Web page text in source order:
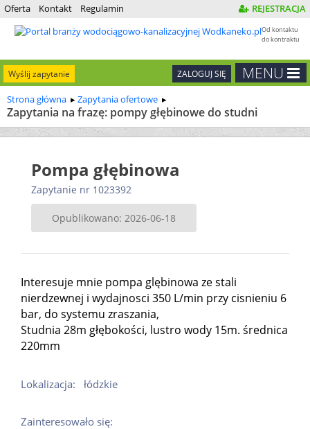
Oferta Kontakt Regulamin REJESTRACJA
Od kontaktu
do kontraktu
MENU
ZALOGUJ SIĘ
Wyślij zapytanie
Strona główna Zapytania ofertowe
Zapytania na frazę: pompy głębinowe do studni
Pompa głębinowa
Zapytanie nr 1023392
Opublikowano: 2026-06-18
Interesuje mnie pompa glębinowa ze stali
nierdzewnej i wydajnosci 350 L/min przy cisnieniu 6
bar, do systemu zraszania,
Studnia 28m głębokości, lustro wody 15m. średnica
220mm
Lokalizacja: łódzkie
Zainteresowało się: